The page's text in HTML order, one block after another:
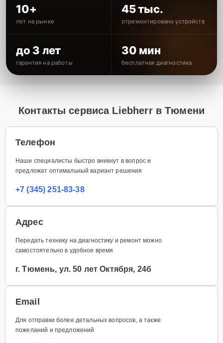
10+
лет на рынке
45 тыс.
отремонтировано устройств
до 3 лет
гарантия на работы
30 мин
бесплатная диагностика
Контакты сервиса Liebherr в Тюмени
Телефон
Наши специалисты быстро вникнут в вопрос и
предложат оптимальный вариант решения
+7 (345) 251-83-38
Адрес
Передать технику на диагностику и ремонт можно
самостоятельно в удобное время
г. Тюмень, ул. 50 лет Октября, 24б
Email
Для отправки более детальных вопросов, а также
пожеланий и предложений